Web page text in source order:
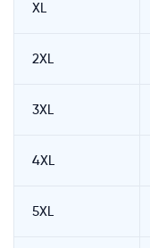
XL
2XL
3XL
4XL
5XL